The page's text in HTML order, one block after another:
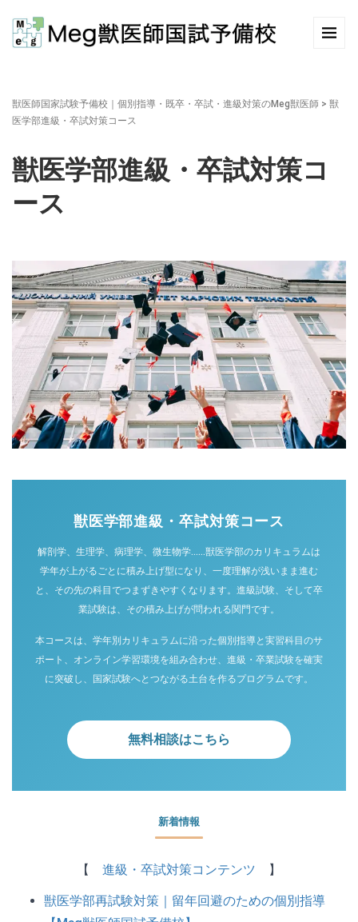
獣医師国家試験予備校｜個別指導・既卒・卒試・進級対策のMeg獣医師 > 獣
医学部進級・卒試対策コース
獣医学部進級・卒試対策コ
ース
獣医学部進級・卒試対策コース
解剖学、生理学、病理学、微生物学……獣医学部のカリキュラムは
学年が上がるごとに積み上げ型になり、一度理解が浅いまま進む
と、その先の科目でつまずきやすくなります。進級試験、そして卒
業試験は、その積み上げが問われる関門です。
本コースは、学年別カリキュラムに沿った個別指導と実習科目のサ
ポート、オンライン学習環境を組み合わせ、進級・卒業試験を確実
に突破し、国家試験へとつながる土台を作るプログラムです。
無料相談はこちら
新着情報
【 進級・卒試対策コンテンツ 】
獣医学部再試験対策｜留年回避のための個別指導